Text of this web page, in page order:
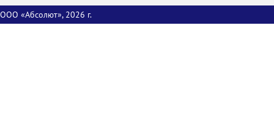
ООО «Абсолют», 2026 г.